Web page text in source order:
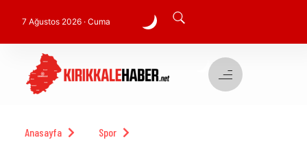
7 Ağustos 2026 · Cuma
Anasayfa Spor